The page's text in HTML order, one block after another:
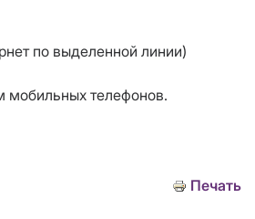
по выделенной линии)
мобильных телефонов.
Печать